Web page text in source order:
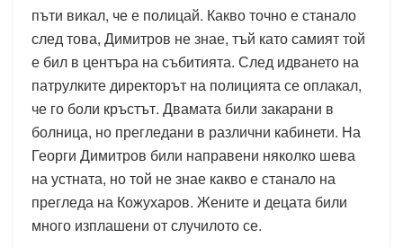
пъти викал, че е полицай. Какво точно е станало
след това, Димитров не знае, тъй като самият той
е бил в центъра на събитията. След идването на
патрулките директорът на полицията се оплакал,
че го боли кръстът. Двамата били закарани в
болница, но прегледани в различни кабинети. На
Георги Димитров били направени няколко шева
на устната, но той не знае какво е станало на
прегледа на Кожухаров. Жените и децата били
много изплашени от случилото се.